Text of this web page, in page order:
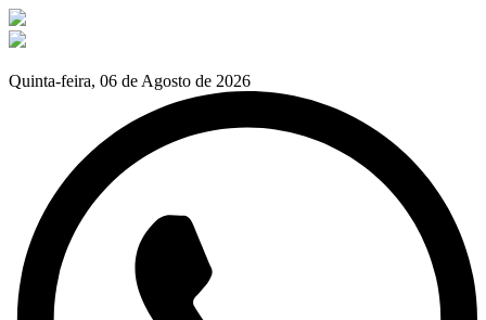
Quinta-feira, 06 de Agosto de 2026